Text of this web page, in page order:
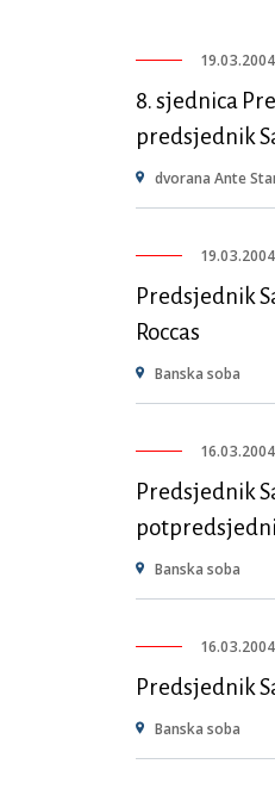
8. sjednica
predsjednik
dvorana Ante
Predsjednik
Roccas
Banska soba
Predsjednik
Banska soba
Predsjednik
Banska soba